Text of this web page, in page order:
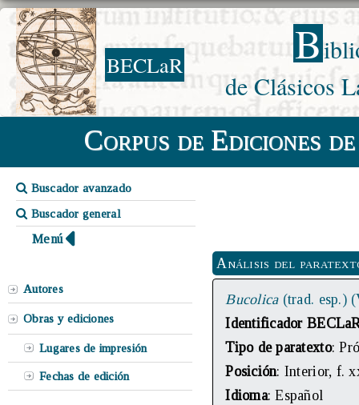
BECLaR B
de Clásicos
Corpus de Ediciones
Buscador avanzado
Buscador general
Menú
Autores
Obras y ediciones
Lugares de impresión
Fechas de edición
Análisis del
Bucolica (trad. esp.)
Identificador
Tipo de paratexto:
Posición: Interior, f.
Idioma: Español